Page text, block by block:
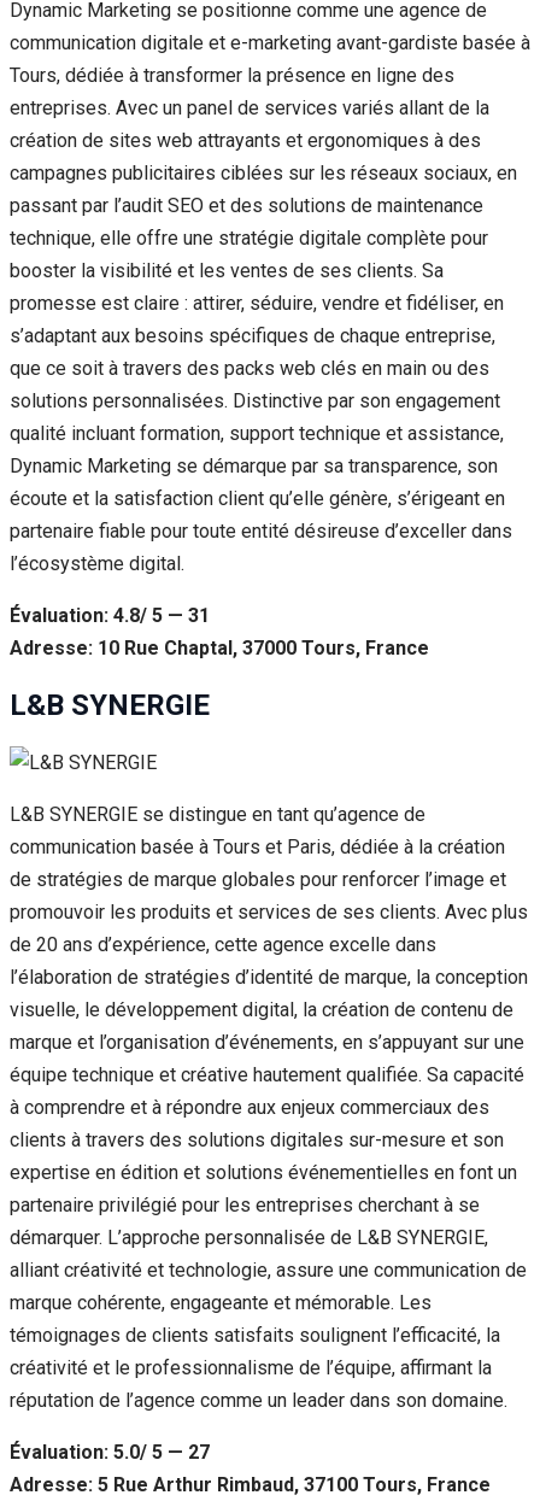
Dynamic Marketing se positionne comme une agence de
communication digitale et e-marketing avant-gardiste basée à
Tours, dédiée à transformer la présence en ligne des
entreprises. Avec un panel de services variés allant de la
création de sites web attrayants et ergonomiques à des
campagnes publicitaires ciblées sur les réseaux sociaux, en
passant par l’audit SEO et des solutions de maintenance
technique, elle offre une stratégie digitale complète pour
booster la visibilité et les ventes de ses clients. Sa
promesse est claire : attirer, séduire, vendre et fidéliser, en
s’adaptant aux besoins spécifiques de chaque entreprise,
que ce soit à travers des packs web clés en main ou des
solutions personnalisées. Distinctive par son engagement
qualité incluant formation, support technique et assistance,
Dynamic Marketing se démarque par sa transparence, son
écoute et la satisfaction client qu’elle génère, s’érigeant en
partenaire fiable pour toute entité désireuse d’exceller dans
l’écosystème digital.
Évaluation: 4.8/ 5 — 31
Adresse: 10 Rue Chaptal, 37000 Tours, France
L&B SYNERGIE
L&B SYNERGIE se distingue en tant qu’agence de
communication basée à Tours et Paris, dédiée à la création
de stratégies de marque globales pour renforcer l’image et
promouvoir les produits et services de ses clients. Avec plus
de 20 ans d’expérience, cette agence excelle dans
l’élaboration de stratégies d’identité de marque, la conception
visuelle, le développement digital, la création de contenu de
marque et l’organisation d’événements, en s’appuyant sur une
équipe technique et créative hautement qualifiée. Sa capacité
à comprendre et à répondre aux enjeux commerciaux des
clients à travers des solutions digitales sur-mesure et son
expertise en édition et solutions événementielles en font un
partenaire privilégié pour les entreprises cherchant à se
démarquer. L’approche personnalisée de L&B SYNERGIE,
alliant créativité et technologie, assure une communication de
marque cohérente, engageante et mémorable. Les
témoignages de clients satisfaits soulignent l’efficacité, la
créativité et le professionnalisme de l’équipe, affirmant la
réputation de l’agence comme un leader dans son domaine.
Évaluation: 5.0/ 5 — 27
Adresse: 5 Rue Arthur Rimbaud, 37100 Tours, France